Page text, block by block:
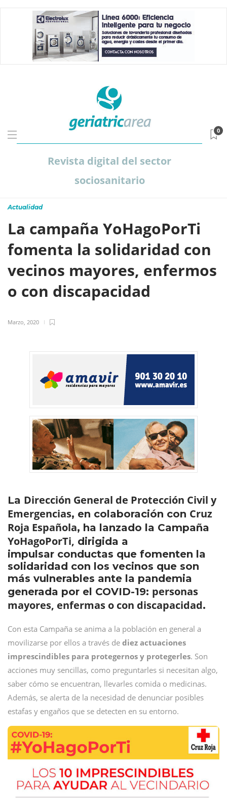
Revista digital del sector
sociosanitario
0
Actualidad
La campaña YoHagoPorTi
fomenta la solidaridad con
vecinos mayores, enfermos
o con discapacidad
Marzo, 2020
La Dirección General de Protección Civil y
Emergencias, en colaboración con Cruz
Roja Española, ha lanzado la Campaña
YoHagoPorTi, dirigida a
impulsar conductas que fomenten la
solidaridad con los vecinos que son
más vulnerables ante la pandemia
generada por el COVID-19: personas
mayores, enfermas o con discapacidad.
Con esta Campaña se anima a la población en general a
movilizarse por ellos a través de diez actuaciones
imprescindibles para protegernos y protegerles. Son
acciones muy sencillas, como preguntarles si necesitan algo,
saber cómo se encuentran, llevarles comida o medicinas.
Además, se alerta de la necesidad de denunciar posibles
estafas y engaños que se detecten en su entorno.